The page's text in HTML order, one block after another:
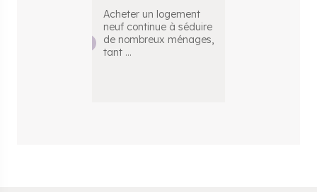
Acheter un logement
neuf continue à séduire
de nombreux ménages,
tant ...